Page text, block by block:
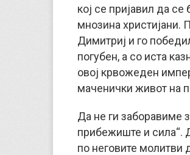
кој се пријавил да
мнозина христијани.
Димитриј и го
погубен, а со иста
овој крвожеден
маченички живот на
Да не ги заборавиме
прибежиште и сила“.
по неговите молитви